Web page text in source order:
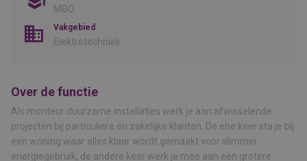
MBO
Vakgebied
Elektrotechniek
Over de functie
Als monteur duurzame installaties werk je aan afwisselende
projecten bij particuliere én zakelijke klanten. De ene keer sta je bij
een woning waar alles klaar wordt gemaakt voor slimmer
energiegebruik, de andere keer werk je mee aan een grotere